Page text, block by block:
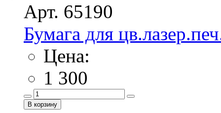
Арт. 65190
Бумага для
Цена:
1 300